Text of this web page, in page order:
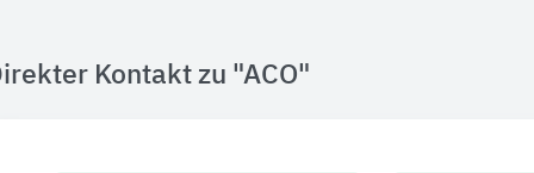
Kontakt zu "ACO"